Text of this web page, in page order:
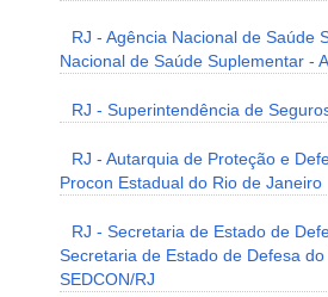
RJ - Agência Nacional de Saúde
Nacional de Saúde Suplementar -
RJ - Superintendência de
RJ - Autarquia de Proteção e
Procon Estadual do Rio de Janeiro
RJ - Secretaria de Estado de
Secretaria de Estado de Defesa
SEDCON/RJ